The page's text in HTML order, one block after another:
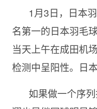
1月3日，日本
名第一的日本羽毛
当天上午在成田机
检测中呈阳性。日
如果做一个序